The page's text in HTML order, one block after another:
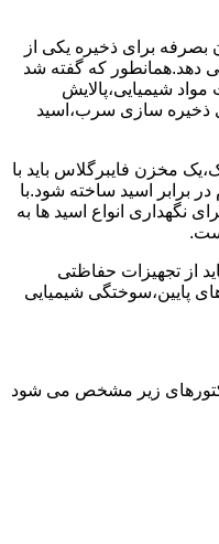
برای ذخیره یکی از
دهد.همانطور که گفته شد
شیمیایی،پالایش
ذخیره سازی سرب،اسید
مخزن فایبرگلاس باید با
برابر اسید ساخته شود.با
نگهداری انواع اسید ها به
از تجهیزات حفاظتی
پایین،سوختگی شیمیایی
زیر مشخص می شود